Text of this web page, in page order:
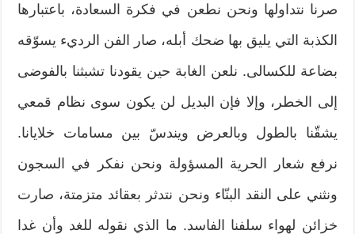
صرنا نتداولها ونحن نطعن في فكرة السعادة، باعتبارها
الكذبة التي يليق بها ضحك أبله، صار الفن الرديء يسوّقه
بضاعة للكسالى. نلعن الغابة حين يقودنا تشبثنا بالفوضى
إلى الخطر، وإلا فإن البديل لن يكون سوى نظام قمعي
يشقّنا بالطول وبالعرض ويندسّ بين مسامات خلايانا.
نرفع شعار الحرية المسؤولة ونحن نفكر في السجون
ونثني على النقد البنّاء ونحن نتدثر بعقائد متزمتة، صارت
خزائن لهواء سلفنا الفاسد. ما الذي نقوله للغد وأن غدا